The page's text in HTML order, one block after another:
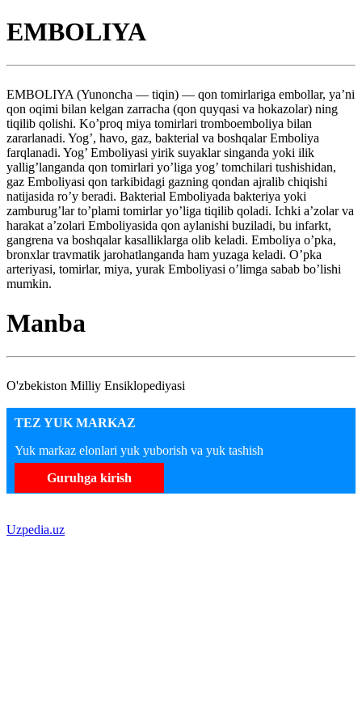
EMBOLIYA
EMBOLIYA (Yunoncha — tiqin) — qon tomirlariga embollar, ya’ni
qon oqimi bilan kelgan zarracha (qon quyqasi va hokazolar) ning
tiqilib qolishi. Ko’proq miya tomirlari tromboemboliya bilan
zararlanadi. Yog’, havo, gaz, bakterial va boshqalar Emboliya
farqlanadi. Yog’ Emboliyasi yirik suyaklar singanda yoki ilik
yallig’langanda qon tomirlari yo’liga yog’ tomchilari tushishidan,
gaz Emboliyasi qon tarkibidagi gazning qondan ajralib chiqishi
natijasida ro’y beradi. Bakterial Emboliyada bakteriya yoki
zamburug’lar to’plami tomirlar yo’liga tiqilib qoladi. Ichki a’zolar va
harakat a’zolari Emboliyasida qon aylanishi buziladi, bu infarkt,
gangrena va boshqalar kasalliklarga olib keladi. Emboliya o’pka,
bronxlar travmatik jarohatlanganda ham yuzaga keladi. O’pka
arteriyasi, tomirlar, miya, yurak Emboliyasi o’limga sabab bo’lishi
mumkin.
Manba
O'zbekiston Milliy Ensiklopediyasi
TEZ YUK MARKAZ
Yuk markaz elonlari yuk yuborish va yuk tashish
Guruhga kirish
Uzpedia.uz